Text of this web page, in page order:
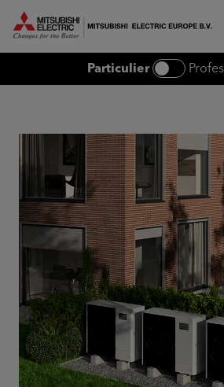
MITSUBISHI ELECTRIC EUROPE
Particulier